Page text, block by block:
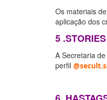
Os materiais
aplicação dos
5
A Secretaria
perfil